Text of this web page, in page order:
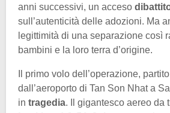
anni successivi, un acceso
sull’autenticità delle adozioni. Ma
legittimità di una separazione così
bambini e la loro terra d’origine.
Il primo volo dell’operazione,
dall’aeroporto di Tan Son Nhat a
in tragedia. Il gigantesco aereo da